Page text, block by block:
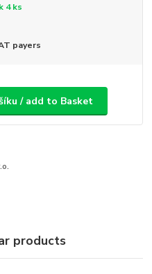
4 ks
payers
/ add to Basket
products